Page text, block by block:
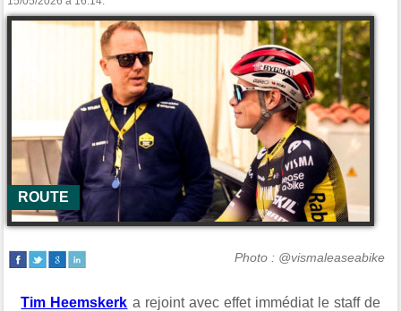
ROUTE
Photo : @vismaleaseabike
Tim Heemskerk a rejoint avec effet immédiat le staff de